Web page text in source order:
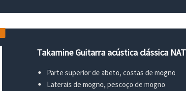
Takamine Guitarra acústica clássica
Parte superior de abeto, costas de mogno
Laterais de mogno, pescoço de mogno